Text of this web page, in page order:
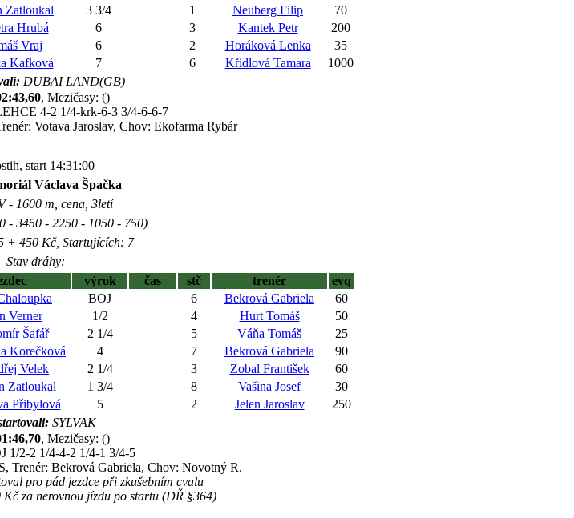
Zatloukal 3 3/4 1 Neuberg Filip
70
Hrubá 6 3 Kantek Petr
200
Vraj 6 2 Horáková Lenka
35
Kafková 7 6 Křídlová Tamara
1000
DUBAI LAND(GB)
, Mezičasy: ()
4-2 1/4-krk-6-3 3/4-6-6-7
Votava Jaroslav, Chov: Ekofarma Rybár
start 14:31:00
Václava Špačka
- 1600 m, cena, 3letí
- 3450 - 2250 - 1050 - 750)
+ 450 Kč, Startujících: 7
Stav dráhy:
výrok čas stč trenér
evq
BOJ 6 Bekrová Gabriela
60
Verner 1/2 4 Hurt Tomáš
50
Šafář 2 1/4 5 Váňa Tomáš
25
Korečková 4 7 Bekrová Gabriela
90
Velek 2 1/4 3 Zobal František
60
Zatloukal 1 3/4 8 Vašina Josef
30
Přibylová 5 2 Jelen Jaroslav
250
SYLVAK
, Mezičasy: ()
1/2-2 1/4-4-2 1/4-1 3/4-5
Trenér: Bekrová Gabriela, Chov: Novotný R.
pro pád jezdce při zkušebním cvalu
za nerovnou jízdu po startu (DŘ §364)